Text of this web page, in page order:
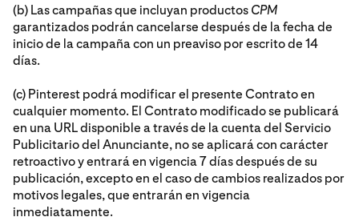
(b) Las campañas que incluyan productos CPM
garantizados podrán cancelarse después de la fecha de
inicio de la campaña con un preaviso por escrito de 14
días.
(c) Pinterest podrá modificar el presente Contrato en
cualquier momento. El Contrato modificado se publicará
en una URL disponible a través de la cuenta del Servicio
Publicitario del Anunciante, no se aplicará con carácter
retroactivo y entrará en vigencia 7 días después de su
publicación, excepto en el caso de cambios realizados por
motivos legales, que entrarán en vigencia
inmediatamente.